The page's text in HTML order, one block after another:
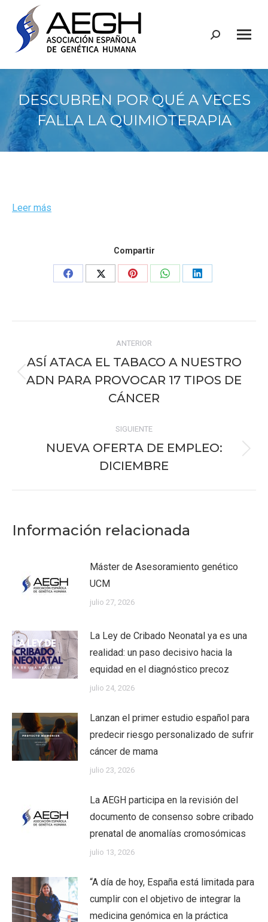
Buscar:
DESCUBREN POR QUÉ A VECES
FALLA LA QUIMIOTERAPIA
Leer más
Compartir
Share
Share
Share
Share
Share
entre
publicaciones
ANTERIOR
Publicación
anterior:
ASÍ ATACA EL TABACO A NUESTRO
ADN PARA PROVOCAR 17 TIPOS DE
CÁNCER
SIGUIENTE
Publicación
siguiente:
NUEVA OFERTA DE EMPLEO:
DICIEMBRE
Información relacionada
Máster de Asesoramiento genético
UCM
julio 27, 2026
La Ley de Cribado Neonatal ya es una
realidad: un paso decisivo hacia la
equidad en el diagnóstico precoz
julio 24, 2026
Lanzan el primer estudio español para
predecir riesgo personalizado de sufrir
cáncer de mama
julio 23, 2026
La AEGH participa en la revisión del
documento de consenso sobre cribado
prenatal de anomalías cromosómicas
julio 13, 2026
“A día de hoy, España está limitada para
cumplir con el objetivo de integrar la
medicina genómica en la práctica